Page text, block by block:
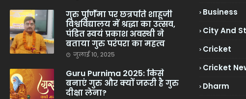
गुरु पूर्णिमा पर छत्रपति शाहूजी
विश्वविद्यालय में श्रद्धा का उत्सव,
पंडित स्वयं प्रकाश अवस्थी ने
बताया गुरु परंपरा का महत्व
जुलाई 10, 2025
Guru Purnima 2025: किसे
बनाएं गुरु और क्यों जरूरी है गुरु
दीक्षा लेना?
Business
City And
Cricket
Cricket
Dharm